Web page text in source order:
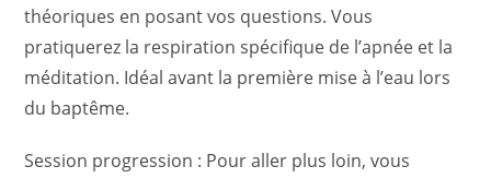
théoriques en posant vos questions. Vous
pratiquerez la respiration spécifique de l’apnée et la
méditation. Idéal avant la première mise à l’eau lors
du baptême.
Session progression : Pour aller plus loin, vous